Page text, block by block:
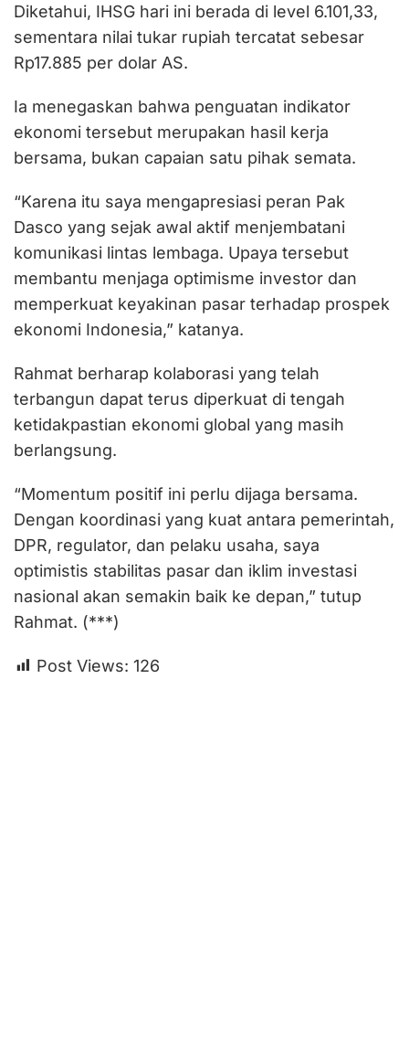
Diketahui, IHSG hari ini berada di level 6.101,33,
sementara nilai tukar rupiah tercatat sebesar
Rp17.885 per dolar AS.
Ia menegaskan bahwa penguatan indikator
ekonomi tersebut merupakan hasil kerja
bersama, bukan capaian satu pihak semata.
“Karena itu saya mengapresiasi peran Pak
Dasco yang sejak awal aktif menjembatani
komunikasi lintas lembaga. Upaya tersebut
membantu menjaga optimisme investor dan
memperkuat keyakinan pasar terhadap prospek
ekonomi Indonesia,” katanya.
Rahmat berharap kolaborasi yang telah
terbangun dapat terus diperkuat di tengah
ketidakpastian ekonomi global yang masih
berlangsung.
“Momentum positif ini perlu dijaga bersama.
Dengan koordinasi yang kuat antara pemerintah,
DPR, regulator, dan pelaku usaha, saya
optimistis stabilitas pasar dan iklim investasi
nasional akan semakin baik ke depan,” tutup
Rahmat. (***)
Post Views: 126